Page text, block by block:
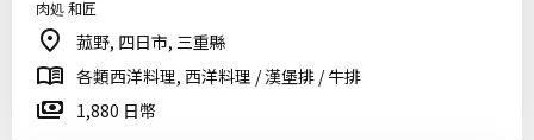
肉処 和匠
菰野, 四日市, 三重縣
各類西洋料理, 西洋料理 / 漢堡排 / 牛排
1,880 日幣